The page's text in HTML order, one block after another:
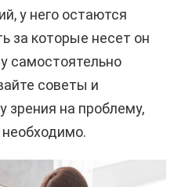
у него остаются
за которые несет он
самостоятельно
советы и
зрения на проблему,
необходимо.